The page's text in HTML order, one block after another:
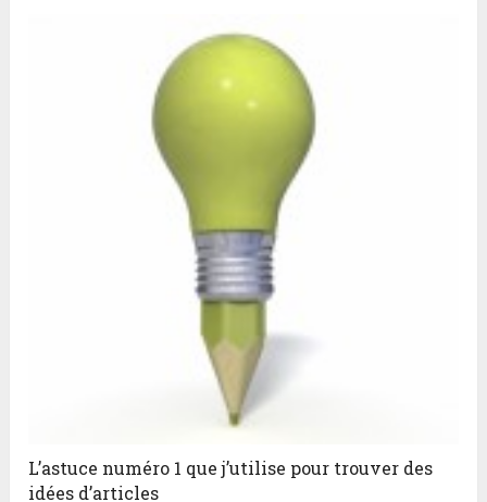
L’astuce numéro 1 que j’utilise pour trouver des
idées d’articles